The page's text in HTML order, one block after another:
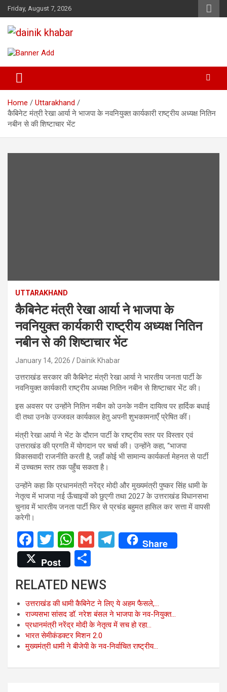
Skip
to
content
Friday, August 7, 2026
Dainikkhabar.in – Uttarakhand
Daily Hindi News Website
Home
Uttarakhand
कैबिनेट मंत्री रेखा आर्या ने भाजपा के नवनियुक्त कार्यकारी राष्ट्रीय अध्यक्ष नितिन
नबीन से की शिष्टाचार भेंट
UTTARAKHAND
कैबिनेट मंत्री रेखा आर्या ने भाजपा के
नवनियुक्त कार्यकारी राष्ट्रीय अध्यक्ष नितिन
नबीन से की शिष्टाचार भेंट
January 14, 2026 Dainik Khabar
उत्तराखंड सरकार की कैबिनेट मंत्री रेखा आर्या ने भारतीय जनता पार्टी के
नवनियुक्त कार्यकारी राष्ट्रीय अध्यक्ष नितिन नबीन से शिष्टाचार भेंट की।
इस अवसर पर उन्होंने नितिन नबीन को उनके नवीन दायित्व पर हार्दिक बधाई
दी तथा उनके उज्जवल कार्यकाल हेतु अपनी शुभकामनाएँ प्रेषित कीं।
मंत्री रेखा आर्या ने भेंट के दौरान पार्टी के राष्ट्रीय स्तर पर विस्तार एवं
उत्तराखंड की प्रगति में योगदान पर चर्चा की। उन्होंने कहा, “भाजपा
विकासवादी राजनीति करती है, जहाँ कोई भी सामान्य कार्यकर्ता मेहनत से पार्टी
में उच्चतम स्तर तक पहुँच सकता है।
उन्होंने कहा कि प्रधानमंत्री नरेंद्र मोदी और मुख्यमंत्री पुष्कर सिंह धामी के
नेतृत्व में भाजपा नई ऊँचाइयों को छुएगी तथा 2027 के उत्तराखंड विधानसभा
चुनाव में भारतीय जनता पार्टी फिर से प्रचंड बहुमत हासिल कर सत्ता में वापसी
करेगी।
F
a
ce
b
o
o
k
T
wi
tt
er
W
h
at
s
A
p
p
G
T
a
m
Share
Post
h
ar
e
RELATED NEWS
उत्तराखंड की धामी कैबिनेट ने लिए ये अहम फैसले,…
राज्यसभा सांसद डॉ. नरेश बंसल ने भाजपा के नव-नियुक्त…
प्रधानमंत्री नरेंद्र मोदी के नेतृत्व में सच हो रहा…
भारत सेमीकंडक्टर मिशन 2.0
मुख्यमंत्री धामी ने बीजेपी के नव-निर्वाचित राष्ट्रीय…